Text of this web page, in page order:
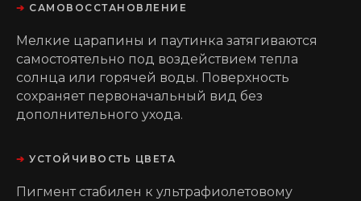
➔ САМОВОССТАНОВЛЕНИЕ
Мелкие царапины и паутинка затягиваются
самостоятельно под воздействием тепла
солнца или горячей воды. Поверхность
сохраняет первоначальный вид без
дополнительного ухода.
➔ УСТОЙЧИВОСТЬ ЦВЕТА
Пигмент стабилен к ультрафиолетовому